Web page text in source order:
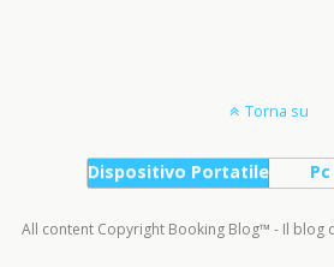
Torna su
Dispositivo Portatile
All content Copyright Booking Blog™ - Il blog